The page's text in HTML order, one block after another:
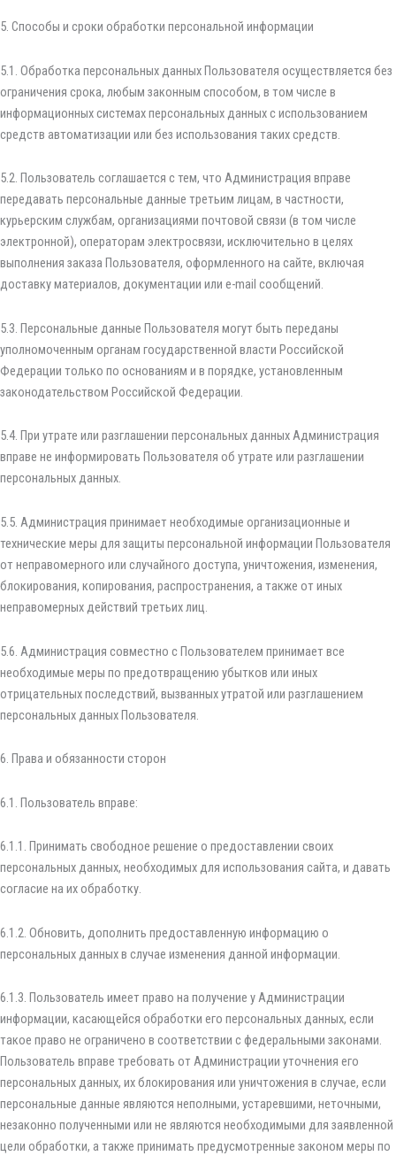
5. Способы и сроки обработки персональной информации
5.1. Обработка персональных данных Пользователя осуществляется без
ограничения срока, любым законным способом, в том числе в
информационных системах персональных данных с использованием
средств автоматизации или без использования таких средств.
5.2. Пользователь соглашается с тем, что Администрация вправе
передавать персональные данные третьим лицам, в частности,
курьерским службам, организациями почтовой связи (в том числе
электронной), операторам электросвязи, исключительно в целях
выполнения заказа Пользователя, оформленного на сайте, включая
доставку материалов, документации или e-mail сообщений.
5.3. Персональные данные Пользователя могут быть переданы
уполномоченным органам государственной власти Российской
Федерации только по основаниям и в порядке, установленным
законодательством Российской Федерации.
5.4. При утрате или разглашении персональных данных Администрация
вправе не информировать Пользователя об утрате или разглашении
персональных данных.
5.5. Администрация принимает необходимые организационные и
технические меры для защиты персональной информации Пользователя
от неправомерного или случайного доступа, уничтожения, изменения,
блокирования, копирования, распространения, а также от иных
неправомерных действий третьих лиц.
5.6. Администрация совместно с Пользователем принимает все
необходимые меры по предотвращению убытков или иных
отрицательных последствий, вызванных утратой или разглашением
персональных данных Пользователя.
6. Права и обязанности сторон
6.1. Пользователь вправе:
6.1.1. Принимать свободное решение о предоставлении своих
персональных данных, необходимых для использования сайта, и давать
согласие на их обработку.
6.1.2. Обновить, дополнить предоставленную информацию о
персональных данных в случае изменения данной информации.
6.1.3. Пользователь имеет право на получение у Администрации
информации, касающейся обработки его персональных данных, если
такое право не ограничено в соответствии с федеральными законами.
Пользователь вправе требовать от Администрации уточнения его
персональных данных, их блокирования или уничтожения в случае, если
персональные данные являются неполными, устаревшими, неточными,
незаконно полученными или не являются необходимыми для заявленной
цели обработки, а также принимать предусмотренные законом меры по